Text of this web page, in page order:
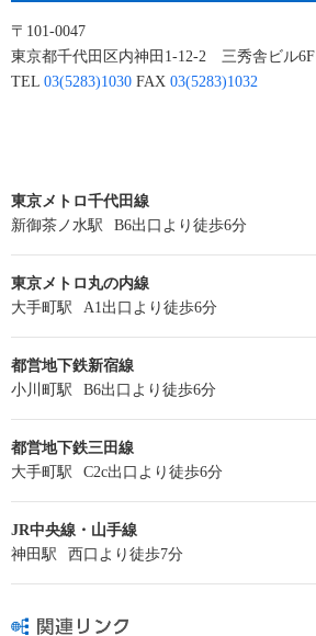
〒101-0047
東京都千代田区内神田1-12-2 三秀舎ビル6F
TEL 03(5283)1030 FAX 03(5283)1032
東京メトロ千代田線
新御茶ノ水駅
B6出口より徒歩6分
東京メトロ丸の内線
大手町駅
A1出口より徒歩6分
都営地下鉄新宿線
小川町駅
B6出口より徒歩6分
都営地下鉄三田線
大手町駅
C2c出口より徒歩6分
JR中央線・山手線
神田駅
西口より徒歩7分